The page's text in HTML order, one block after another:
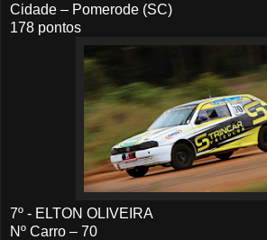
Cidade – Pomerode (SC)
178 pontos
7º - ELTON OLIVEIRA
Nº Carro – 70